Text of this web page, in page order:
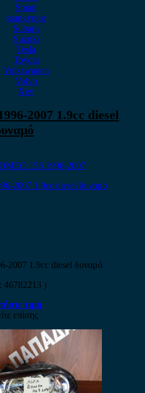
Smart
ssangyong
Subaru
Suzuki
Tesla
Toyota
Volkswagen
Volvo
Xev
2007 1.9cc diesel
156 1996-2007
2007 1.9cc diesel δυναμό
46782213 )
τιμή
επίσης